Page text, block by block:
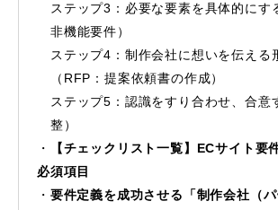
ステップ3：必要な要素を具体的にす
非機能要件）
ステップ4：制作会社に想いを伝える
（RFP：提案依頼書の作成）
ステップ5：認識をすり合わせ、合意
整）
【チェックリスト一覧】ECサイト要
必須項目
要件定義を成功させる「制作会社（パ